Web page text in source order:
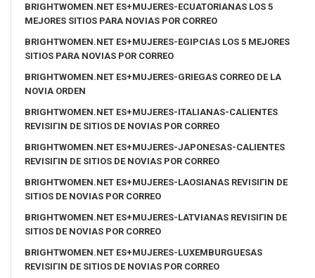
BRIGHTWOMEN.NET ES+MUJERES-ECUATORIANAS LOS 5
MEJORES SITIOS PARA NOVIAS POR CORREO
BRIGHTWOMEN.NET ES+MUJERES-EGIPCIAS LOS 5 MEJORES
SITIOS PARA NOVIAS POR CORREO
BRIGHTWOMEN.NET ES+MUJERES-GRIEGAS CORREO DE LA
NOVIA ORDEN
BRIGHTWOMEN.NET ES+MUJERES-ITALIANAS-CALIENTES
REVISIГІN DE SITIOS DE NOVIAS POR CORREO
BRIGHTWOMEN.NET ES+MUJERES-JAPONESAS-CALIENTES
REVISIГІN DE SITIOS DE NOVIAS POR CORREO
BRIGHTWOMEN.NET ES+MUJERES-LAOSIANAS REVISIГІN DE
SITIOS DE NOVIAS POR CORREO
BRIGHTWOMEN.NET ES+MUJERES-LATVIANAS REVISIГІN DE
SITIOS DE NOVIAS POR CORREO
BRIGHTWOMEN.NET ES+MUJERES-LUXEMBURGUESAS
REVISIГІN DE SITIOS DE NOVIAS POR CORREO